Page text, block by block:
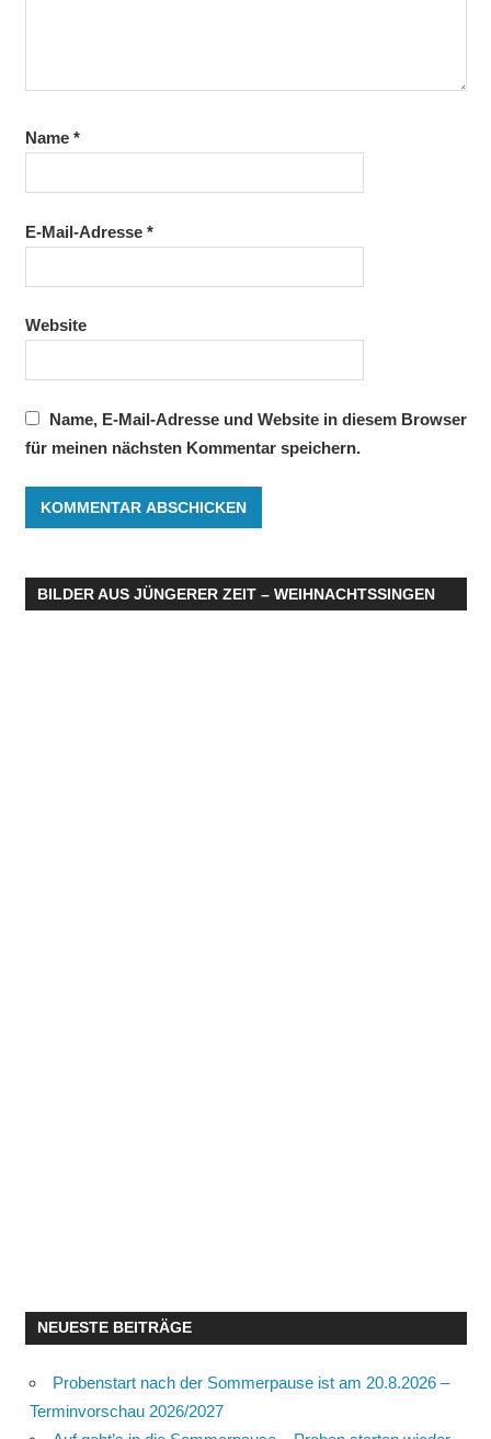
Name *
E-Mail-Adresse *
Website
Name, E-Mail-Adresse und Website in diesem Browser
für meinen nächsten Kommentar speichern.
BILDER AUS JÜNGERER ZEIT – WEIHNACHTSSINGEN
NEUESTE BEITRÄGE
Probenstart nach der Sommerpause ist am 20.8.2026 –
Terminvorschau 2026/2027